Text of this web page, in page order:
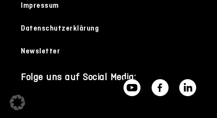
Impressum
Datenschutzerklärung
Newsletter
Folge uns auf Social Media: